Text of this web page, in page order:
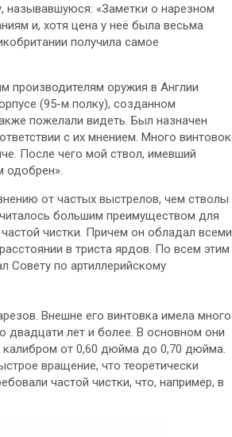
называвшуюся: «Заметки о нарезном
и, хотя цена у неё была весьма
получила самое
производителям оружия в Англии
(95-м полку), созданном
пожелали видеть. Был назначен
с их мнением. Много винтовок
После чего мой ствол, имевший
одобрен».
от частых выстрелов, чем стволы
большим преимуществом для
чистки. Причем он обладал всеми
в триста ярдов. По всем этим
Совету по артиллерийскому
Внешне его винтовка имела много
двадцати лет и более. В основном они
от 0,60 дюйма до 0,70 дюйма.
вращение, что теоретически
частой чистки, что, например, в